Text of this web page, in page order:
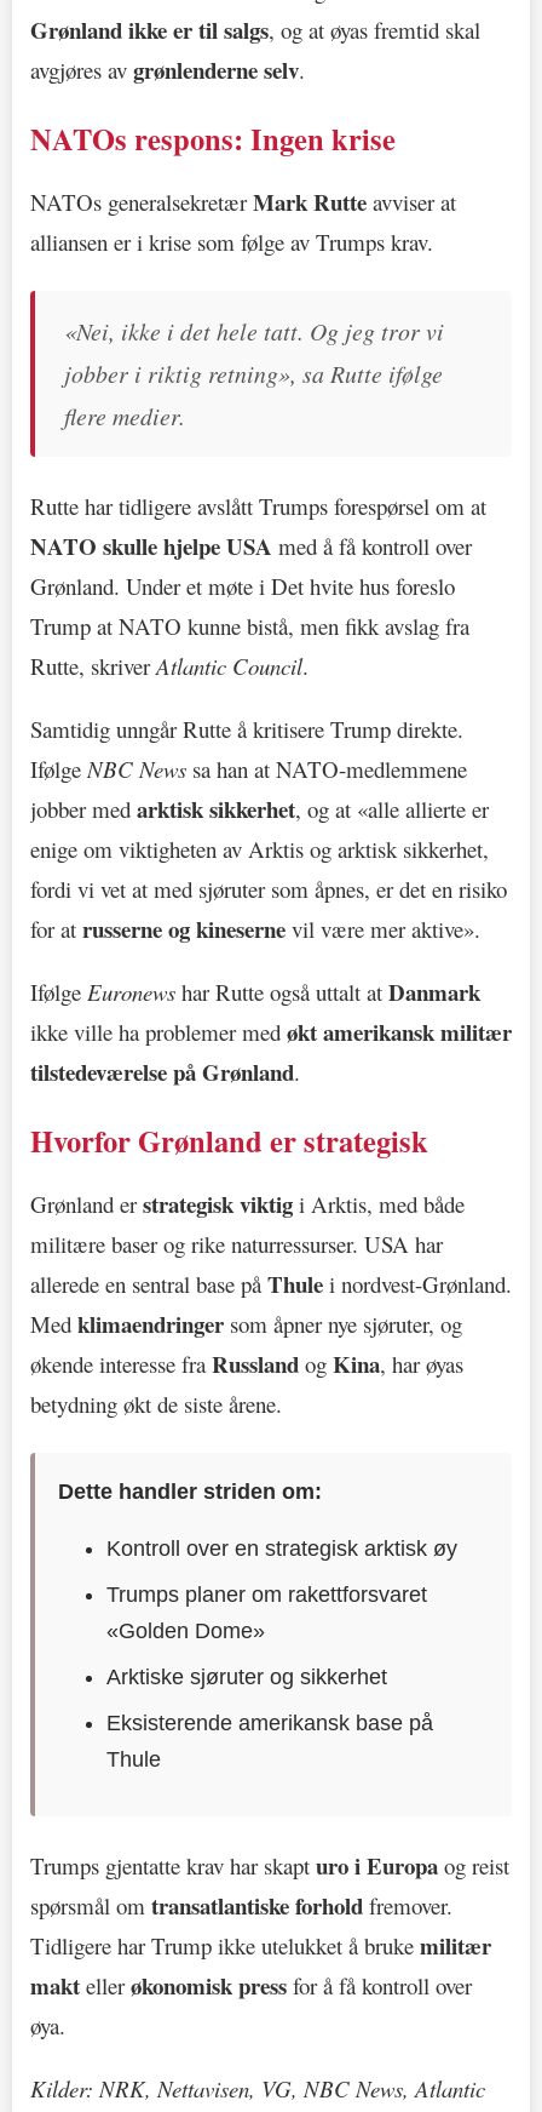
Grønland ikke er til salgs, og at øyas fremtid skal
avgjøres av grønlenderne selv.
NATOs respons: Ingen krise
NATOs generalsekretærMark Rutte avviser at
alliansen er i krise som følge av Trumps krav.
«Nei, ikke i det hele tatt. Og jeg tror vi
jobber i riktig retning», sa Rutte ifølge
flere medier.
Rutte har tidligere avslått Trumps forespørsel om at
NATO skulle hjelpe USA med å få kontroll over
Grønland. Under et møte i Det hvite hus foreslo
Trump at NATO kunne bistå, men fikk avslag fra
Rutte, skriverAtlantic Council.
Samtidig unngår Rutte å kritisere Trump direkte.
Ifølge NBC News sa han at NATO-medlemmene
jobber med arktisk sikkerhet, og at «alle allierte er
enige om viktigheten av Arktis og arktisk sikkerhet,
fordi vi vet at med sjøruter som åpnes, er det en risiko
for at russerne og kineserne vil være mer aktive».
Ifølge Euronews har Rutte også uttalt at Danmark
ikke ville ha problemer med økt amerikansk militær
tilstedeværelse på Grønland.
Hvorfor Grønland er strategisk
Grønland erstrategisk viktig i Arktis, med både
militære baser og rike naturressurser. USA har
allerede en sentral base påThule i nordvest-Grønland.
Med klimaendringer som åpner nye sjøruter, og
økende interesse fraRussland og Kina, har øyas
betydning økt de siste årene.
Dette handler striden om:
Kontroll over en strategisk arktisk øy
Trumps planer om rakettforsvaret
«Golden Dome»
Arktiske sjøruter og sikkerhet
Eksisterende amerikansk base på
Thule
Trumps gjentatte krav har skapt uro i Europa og reist
spørsmål om transatlantiske forhold fremover.
Tidligere har Trump ikke utelukket å bruke militær
makt ellerøkonomisk press for å få kontroll over
øya.
Kilder: NRK, Nettavisen, VG, NBC News, Atlantic